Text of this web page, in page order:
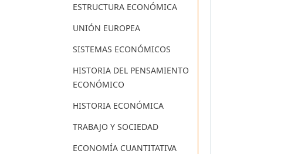
ESTRUCTURA ECONÓMICA
UNIÓN EUROPEA
SISTEMAS ECONÓMICOS
HISTORIA DEL PENSAMIENTO
ECONÓMICO
HISTORIA ECONÓMICA
TRABAJO Y SOCIEDAD
ECONOMÍA CUANTITATIVA